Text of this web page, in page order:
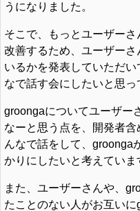
うになりました。
そこで、もっとユーザー
改善するため、ユーザー
いるかを発表していただ
なで話す会にしたいと思っ
groongaについてユーザー
なーと思う点を、開発者
んなで話をして、groonga
かりにしたいと考えていま
また、ユーザーさんや、
たことのない人がお互い